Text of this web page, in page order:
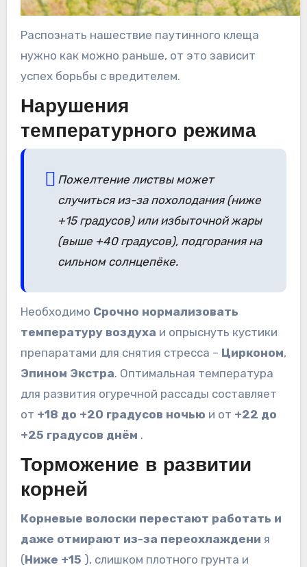
Распознать нашествие паутинного клеща
нужно как можно раньше, от это зависит
успех борьбы с вредителем.
Нарушения
температурного режима
Пожелтение листвы может
случиться из-за похолодания (ниже
+15 градусов) или избыточной жары
(выше +40 градусов), подгорания на
сильном солнцепёке.
Необходимо Срочно нормализовать
температуру воздуха и опрыснуть кустики
препаратами для снятия стресса – Цирконом,
Эпином Экстра. Оптимальная температура
для развития огуречной рассады составляет
от +18 до +20 градусов ночью и от +22 до
+25 градусов днём .
Торможение в развитии
корней
Корневые волоски перестают работать и
даже отмирают из-за переохлаждени я
(Ниже +15 ), слишком плотного грунта и